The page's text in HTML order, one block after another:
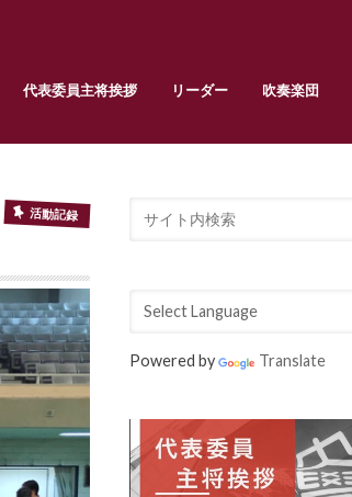
代表委員主将挨拶 リーダー 吹奏楽団
活動記録
Powered by Translate